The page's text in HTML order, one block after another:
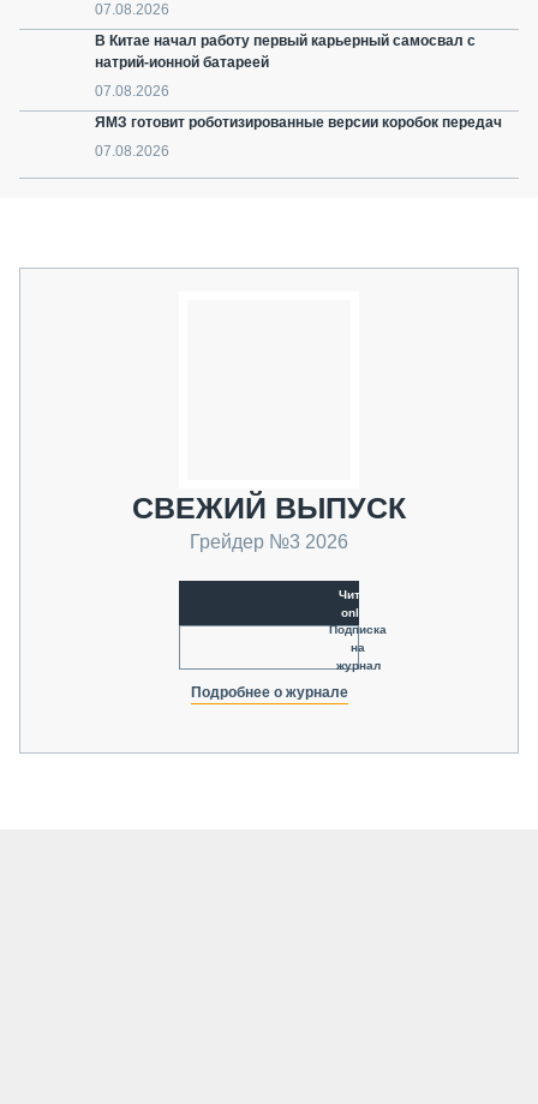
07.08.2026
В Китае начал работу первый карьерный самосвал с
натрий-ионной батареей
07.08.2026
ЯМЗ готовит роботизированные версии коробок передач
07.08.2026
СВЕЖИЙ ВЫПУСК
Грейдер №3 2026
Читать
online
Подписка
на
журнал
Подробнее о журнале